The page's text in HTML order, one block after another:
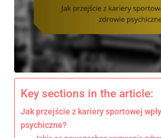
Key sections in the article:
Jak przejście z kariery sportowej
psychiczne?